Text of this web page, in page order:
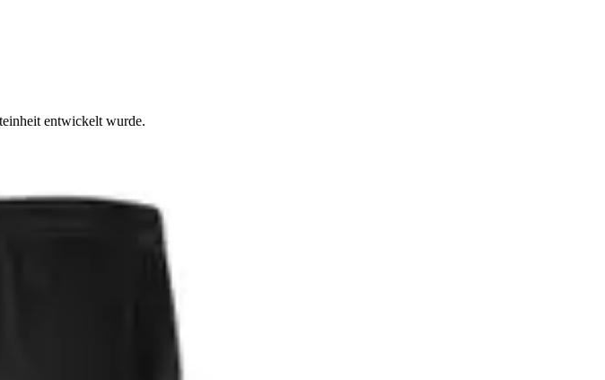
entwickelt wurde.